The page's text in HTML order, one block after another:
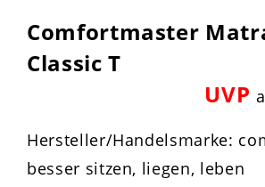
Comfortmaster
Classic T
UVP
Hersteller/Handelsmarke:
besser sitzen, liegen, leben